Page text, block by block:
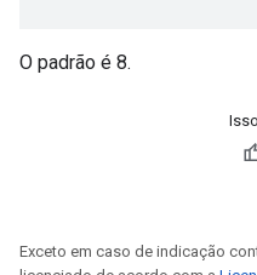
O padrão é 8.
Exceto em caso de indicação